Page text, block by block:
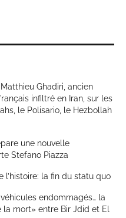
Ghadiri, ancien
infiltré en Iran, sur les
le Polisario, le Hezbollah
une nouvelle
Stefano Piazza
l’histoire: la fin du statu quo
endommagés… la
mort» entre Bir Jdid et El